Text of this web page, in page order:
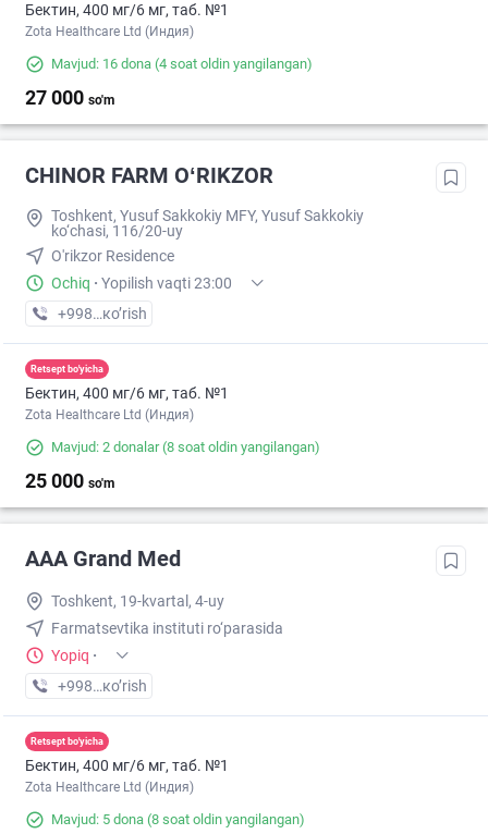
Бектин, 400 мг/6 мг, таб. №1
Zota Healthcare Ltd (Индия)
Mavjud: 16 dona (4 soat oldin yangilangan)
27 000 so'm
CHINOR FARM OʻRIKZOR
Toshkent, Yusuf Sakkokiy MFY, Yusuf Sakkokiy
ko‘chasi, 116/20-uy
O'rikzor Residence
Ochiq · Yopilish vaqti 23:00
+998 (77) XXX-XX-XX
кo’rish
Retsept bo'yicha
Бектин, 400 мг/6 мг, таб. №1
Zota Healthcare Ltd (Индия)
Mavjud: 2 donalar(8 soat oldin yangilangan)
25 000 so'm
AAA Grand Med
Toshkent, 19-kvartal, 4-uy
Farmatsevtika instituti ro‘parasida
Yopiq ·
+998 (95) XXX-XX-XX
кo’rish
Retsept bo'yicha
Бектин, 400 мг/6 мг, таб. №1
Zota Healthcare Ltd (Индия)
Mavjud: 5 dona (8 soat oldin yangilangan)